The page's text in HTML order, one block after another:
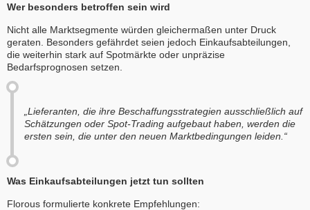
Wer besonders betroffen sein wird
Nicht alle Marktsegmente würden gleichermaßen unter Druck
geraten. Besonders gefährdet seien jedoch Einkaufsabteilungen,
die weiterhin stark auf Spotmärkte oder unpräzise
Bedarfsprognosen setzen.
„Lieferanten, die ihre Beschaffungsstrategien ausschließlich auf
Schätzungen oder Spot-Trading aufgebaut haben, werden die
ersten sein, die unter den neuen Marktbedingungen leiden.“
Was Einkaufsabteilungen jetzt tun sollten
Florous formulierte konkrete Empfehlungen: